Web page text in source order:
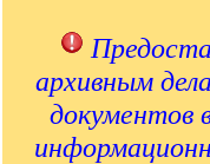
архивным
документов